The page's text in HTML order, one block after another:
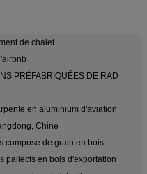
de chalet
PRÉFABRIQUÉES DE RAD
en aluminium d'aviation
Chine
composé de grain en bois
pallects en bois d'exportation